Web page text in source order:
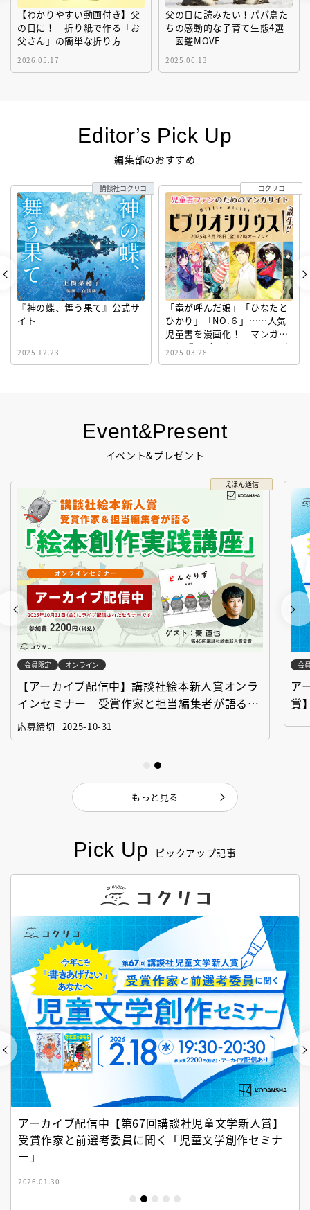
Pick Up ピックアップ記事
『神の蝶、舞う果て』公式サイト
2025.12.23
Event&Present
イベント&プレゼント
コクリコ
会員限定 オンライン
アーカイブ配信中【第67回講談社児童文学新人
賞】受賞作家と前選考委員に聞く「児童文学創
作セミナー」
会
【
イ
応
もっと見る
父の日に読みたい！パパ鳥た
ちの感動的な子育て生態4選
｜図鑑MOVE
2025.06.13
【梅雨】の対策と過ごし方
「洗濯」「紫外線」「エアコ
ン」「ゲリラ豪雨」…〔気象
2026.05.30
Editor’s Pick Up
編集部のおすすめ
「竜が呼んだ娘」「ひなたと
ひかり」「NO.６」……人気
生！
2025.03.28
コクリコ
ぎょうざが いなくなり さ
がしています 公式サイト
2024.03.06
えほん通信